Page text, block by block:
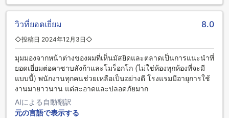
วิวที่ยอดเยี่ยม 8.0
◇投稿日 2024年12月3日◇
มุมมองจากหน้าต่างของผมที่เห็นมัสยิดและตลาดเป็นการแนะนำที่
ยอดเยี่ยมต่อคาซาบลังก้าและโมร็อกโก (ไม่ใช่ห้องทุกห้องที่จะมี
แบบนี้) พนักงานทุกคนช่วยเหลือเป็นอย่างดี โรงแรมมีอายุการใช้
งานมายาวนาน แต่สะอาดและปลอดภัยมาก
AIによる自動翻訳
元の言語で表示する